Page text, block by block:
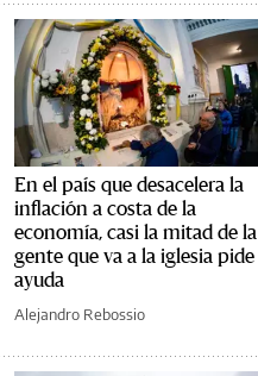
En el país que desacelera la
inflación a costa de la
economía, casi la mitad de la
gente que va a la iglesia pide
ayuda
Alejandro Rebossio